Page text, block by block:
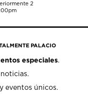
2
PALACIO
especiales.
y eventos únicos.